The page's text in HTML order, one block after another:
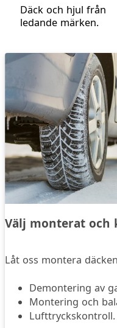
Däck och hjul från
ledande märken.
Välj monterat och
Låt oss montera
Demontering av
Montering och
Lufttryckskontroll.